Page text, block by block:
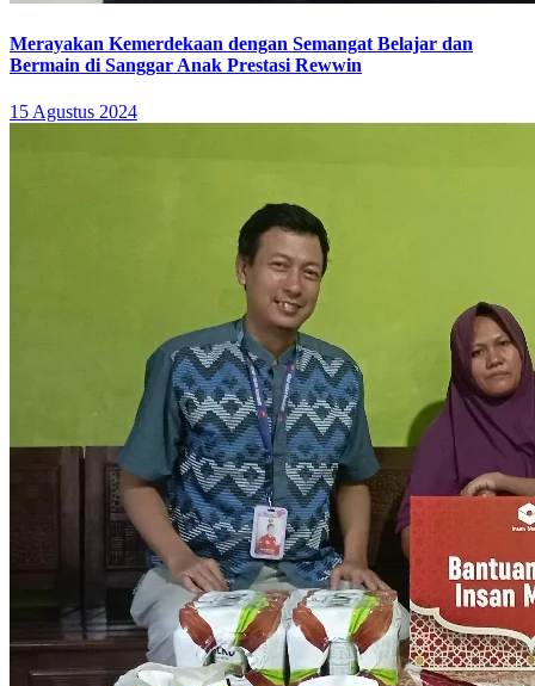
Merayakan Kemerdekaan dengan Semangat Belajar dan
Bermain di Sanggar Anak Prestasi Rewwin
15 Agustus 2024